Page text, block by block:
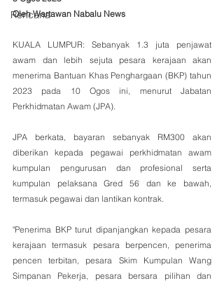
Rencana
Oleh Wartawan Nabalu News
KUALA LUMPUR: Sebanyak 1.3 juta penjawat
awam dan lebih sejuta pesara kerajaan akan
menerima Bantuan Khas Penghargaan (BKP) tahun
2023 pada 10 Ogos ini, menurut Jabatan
Perkhidmatan Awam (JPA).
JPA berkata, bayaran sebanyak RM300 akan
diberikan kepada pegawai perkhidmatan awam
kumpulan pengurusan dan profesional serta
kumpulan pelaksana Gred 56 dan ke bawah,
termasuk pegawai dan lantikan kontrak.
"Penerima BKP turut dipanjangkan kepada pesara
kerajaan termasuk pesara berpencen, penerima
pencen terbitan, pesara Skim Kumpulan Wang
Simpanan Pekerja, pesara bersara pilihan dan